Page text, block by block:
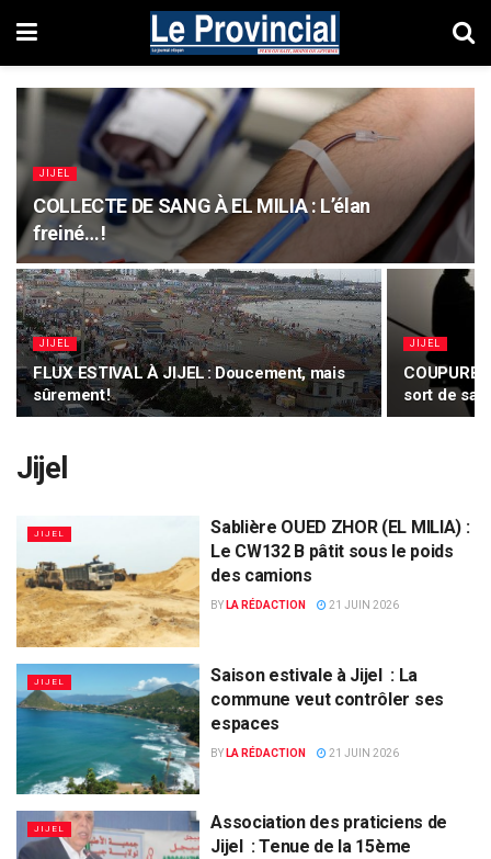
JIJEL
COLLECTE DE SANG À EL MILIA : L’élan
freiné… !
JIJEL
FLUX ESTIVAL À JIJEL : Doucement, mais
sûrement !
JIJEL
sort de sa
Jijel
JIJEL
Sablière OUED ZHOR (EL MILIA) :
Le CW132 B pâtit sous le poids
des camions
BY LA RÉDACTION 21 JUIN 2026
JIJEL
Saison estivale à Jijel : La
commune veut contrôler ses
espaces
BY LA RÉDACTION 21 JUIN 2026
JIJEL
Association des praticiens de
Jijel : Tenue de la 15ème